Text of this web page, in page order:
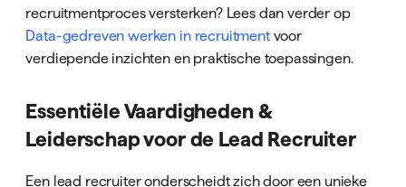
recruitmentproces versterken? Lees dan verder op
Data-gedreven werken in recruitmentvoor
verdiepende inzichten en praktische toepassingen.
Essentiële Vaardigheden &
Leiderschap voor de Lead Recruiter
Een lead recruiter onderscheidt zich door een unieke